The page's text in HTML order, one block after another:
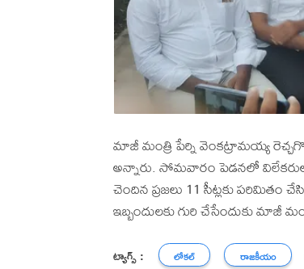
మాజీ మంత్రి పేర్ని వెంకట్రామయ్య
అన్నారు. సోమవారం పెడనలో
చెందిన ప్రజలు 11 సీట్లకు పరిమితం
ఇబ్బందులకు గురి చేసేందుకు మాజీ
ట్యాగ్స్ : లోకల్ రాజకీయం